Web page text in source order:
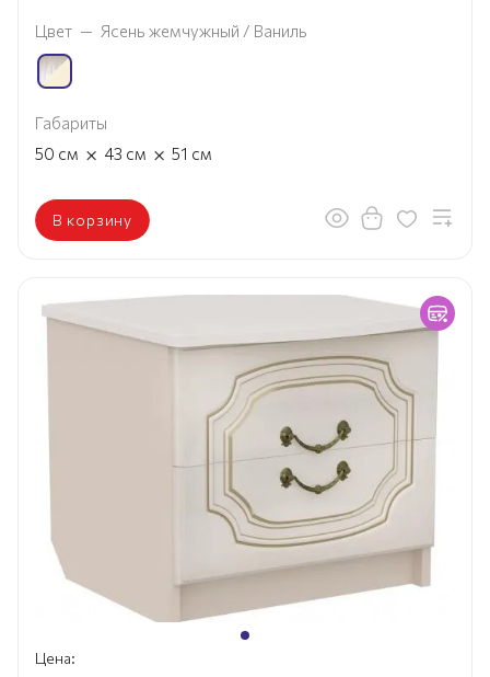
Цвет — Ясень жемчужный / Ваниль
Габариты
50 см × 43 см × 51 см
В корзину
Цена: